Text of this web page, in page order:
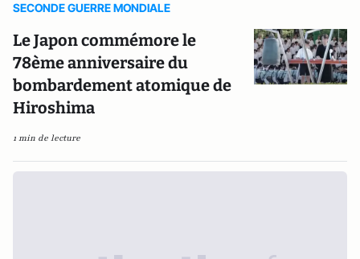
SECONDE GUERRE MONDIALE
Le Japon commémore le
78ème anniversaire du
bombardement atomique de
Hiroshima
1 min de lecture